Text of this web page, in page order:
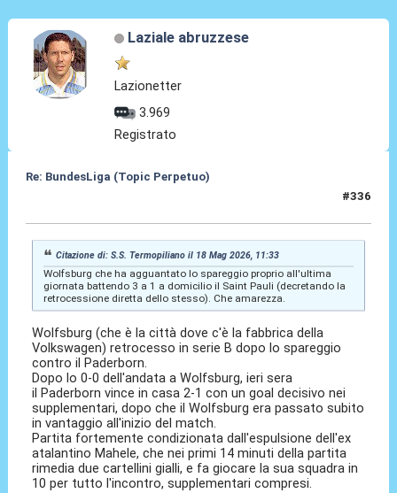
Laziale abruzzese
Lazionetter
3.969
Registrato
Re: BundesLiga (Topic Perpetuo)
#336
Citazione di: S.S. Termopiliano il 18 Mag 2026, 11:33
Wolfsburg che ha agguantato lo spareggio proprio all'ultima
giornata battendo 3 a 1 a domicilio il Saint Pauli (decretando la
retrocessione diretta dello stesso). Che amarezza.
Wolfsburg (che è la città dove c'è la fabbrica della
Volkswagen) retrocesso in serie B dopo lo spareggio
contro il Paderborn.
Dopo lo 0-0 dell'andata a Wolfsburg, ieri sera
il Paderborn vince in casa 2-1 con un goal decisivo nei
supplementari, dopo che il Wolfsburg era passato subito
in vantaggio all'inizio del match.
Partita fortemente condizionata dall'espulsione dell'ex
atalantino Mahele, che nei primi 14 minuti della partita
rimedia due cartellini gialli, e fa giocare la sua squadra in
10 per tutto l'incontro, supplementari compresi.